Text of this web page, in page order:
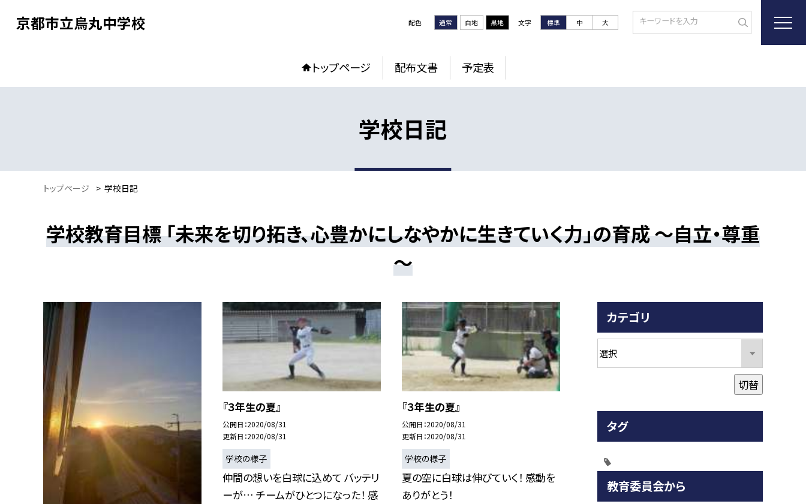
京都市立烏丸中学校 配色 通常 白地 黒地 文字 標準 中 大
トップページ 配布文書 予定表
学校日記
トップページ > 学校日記
学校教育目標 「未来を切り拓き、心豊かにしなやかに生きていく力」の育成 ～自立・尊重
～
『３年生の夏』
公開日 2020/08/31
更新日 2020/08/31
学校の様子
仲間の想いを白球に込めて バッテリ
ーが… チームがひとつになった！ 感
『３年生の夏』
公開日 2020/08/31
更新日 2020/08/31
学校の様子
夏の空に白球は伸びていく！ 感動を
ありがとう！
カテゴリ
切替
タグ
教育委員会から